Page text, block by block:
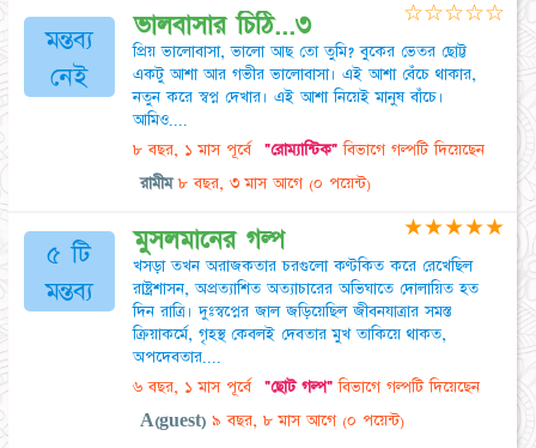
মন্তব্য
নেই
ভালবাসার চিঠি...৩
প্রিয় ভালোবাসা, ভালো আছ তো তুমি? বুকের ভেতর ছোট্ট
একটু আশা আর গভীর ভালোবাসা। এই আশা বেঁচে থাকার,
নতুন করে স্বপ্ন দেখার। এই আশা নিয়েই মানুষ বাঁচে।
আমিও....
৮ বছর, ১ মাস পূর্বে "রোম্যান্টিক"বিভাগে গল্পটি দিয়েছেন
রামীম ৮ বছর, ৩ মাস আগে (০ পয়েন্ট)
☆☆☆☆☆
৫ টি
মন্তব্য
মুসলমানের গল্প
খসড়া তখন অরাজকতার চরগুলো কণ্টকিত করে রেখেছিল
রাষ্ট্রশাসন, অপ্রত্যাশিত অত্যাচারের অভিঘাতে দোলায়িত হত
দিন রাত্রি। দুঃস্বপ্নের জাল জড়িয়েছিল জীবনযাত্রার সমস্ত
ক্রিয়াকর্মে, গৃহস্থ কেবলই দেবতার মুখ তাকিয়ে থাকত,
অপদেবতার....
৬ বছর, ১ মাস পূর্বে "ছোট গল্প"বিভাগে গল্পটি দিয়েছেন
A(guest) ৯ বছর, ৮ মাস আগে (০ পয়েন্ট)
★★★★★